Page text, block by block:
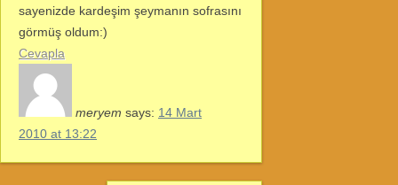
sayenizde kardeşim şeymanın sofrasını
görmüş oldum:)
Cevapla
meryem says: 14 Mart
2010 at 13:22